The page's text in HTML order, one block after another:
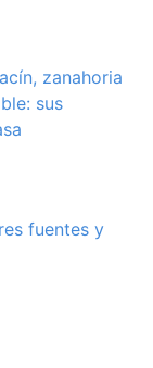
zanahoria
sus
fuentes y